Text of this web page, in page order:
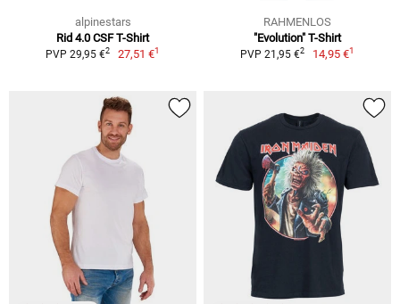
alpinestars
Rid 4.0 CSF T-Shirt
PVP 29,95 €2 27,51 €1
RAHMENLOS
"Evolution" T-Shirt
PVP 21,95 €2 14,95 €1